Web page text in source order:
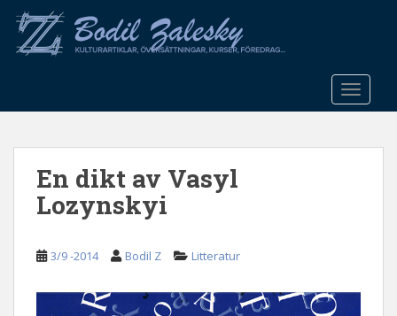
o
En dikt av Vasyl
Lozynskyi
3/9 -2014 Bodil Z Litteratur